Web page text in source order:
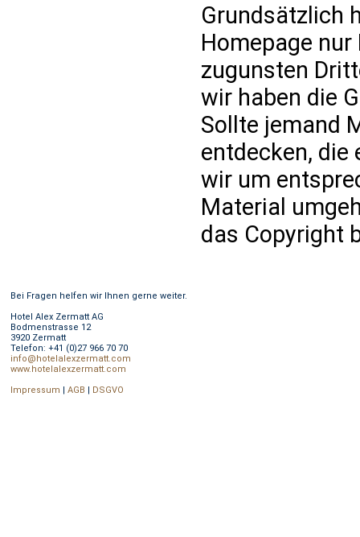
Grundsätzlich
Homepage
zugunsten
wir haben die
Sollte jemand
entdecken,
wir um
Material
das Copyright
Bei Fragen helfen wir Ihnen gerne weiter.
Hotel Alex Zermatt AG
Bodmenstrasse 12
3920 Zermatt
Telefon: +41 (0)27 966 70 70
info@hotelalexzermatt.com
www.hotelalexzermatt.com
Impressum | AGB | DSGVO